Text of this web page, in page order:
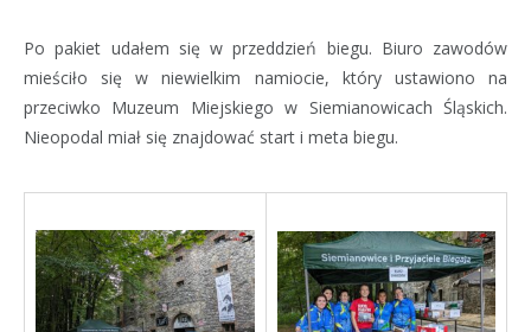
Po pakiet udałem się w przeddzień biegu. Biuro zawodów
mieściło się w niewielkim namiocie, który ustawiono na
przeciwko Muzeum Miejskiego w Siemianowicach Śląskich.
Nieopodal miał się znajdować start i meta biegu.